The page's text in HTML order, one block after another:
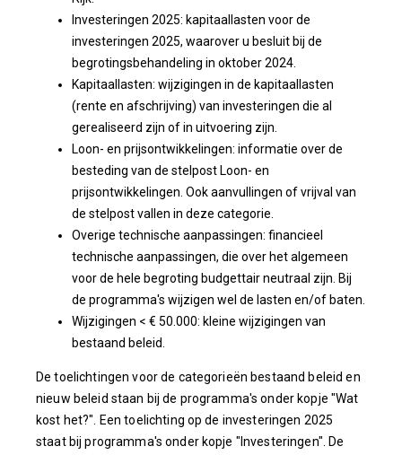
Investeringen 2025: kapitaallasten voor de
investeringen 2025, waarover u besluit bij de
begrotingsbehandeling in oktober 2024.
Kapitaallasten: wijzigingen in de kapitaallasten
(rente en afschrijving) van investeringen die al
gerealiseerd zijn of in uitvoering zijn.
Loon- en prijsontwikkelingen: informatie over de
besteding van de stelpost Loon- en
prijsontwikkelingen. Ook aanvullingen of vrijval van
de stelpost vallen in deze categorie.
Overige technische aanpassingen: financieel
technische aanpassingen, die over het algemeen
voor de hele begroting budgettair neutraal zijn. Bij
de programma's wijzigen wel de lasten en/of baten.
Wijzigingen < € 50.000: kleine wijzigingen van
bestaand beleid.
De toelichtingen voor de categorieën bestaand beleid en
nieuw beleid staan bij de programma's onder kopje "Wat
kost het?". Een toelichting op de investeringen 2025
staat bij programma's onder kopje "Investeringen". De